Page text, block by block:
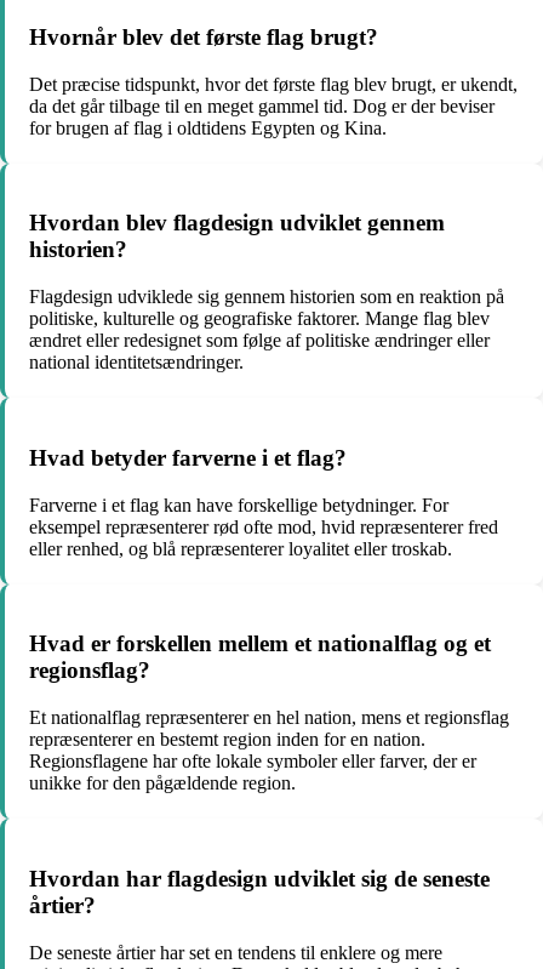
Hvornår blev det første flag brugt?
Det præcise tidspunkt, hvor det første flag blev brugt, er ukendt,
da det går tilbage til en meget gammel tid. Dog er der beviser
for brugen af ​​flag i oldtidens Egypten og Kina.
Hvordan blev flagdesign udviklet gennem
historien?
Flagdesign udviklede sig gennem historien som en reaktion på
politiske, kulturelle og geografiske faktorer. Mange flag blev
ændret eller redesignet som følge af politiske ændringer eller
national identitetsændringer.
Hvad betyder farverne i et flag?
Farverne i et flag kan have forskellige betydninger. For
eksempel repræsenterer rød ofte mod, hvid repræsenterer fred
eller renhed, og blå repræsenterer loyalitet eller troskab.
Hvad er forskellen mellem et nationalflag og et
regionsflag?
Et nationalflag repræsenterer en hel nation, mens et regionsflag
repræsenterer en bestemt region inden for en nation.
Regionsflagene har ofte lokale symboler eller farver, der er
unikke for den pågældende region.
Hvordan har flagdesign udviklet sig de seneste
årtier?
De seneste årtier har set en tendens til enklere og mere